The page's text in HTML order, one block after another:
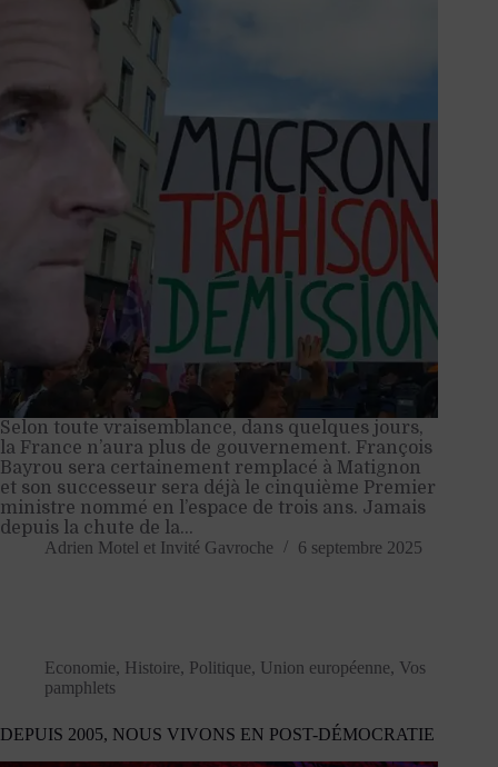
Selon toute vraisemblance, dans quelques jours,
la France n’aura plus de gouvernement. François
Bayrou sera certainement remplacé à Matignon
et son successeur sera déjà le cinquième Premier
ministre nommé en l’espace de trois ans. Jamais
depuis la chute de la…
Adrien Motel et Invité Gavroche 6 septembre 2025
Economie, Histoire, Politique, Union européenne, Vos
pamphlets
DEPUIS 2005, NOUS VIVONS EN POST-DÉMOCRATIE